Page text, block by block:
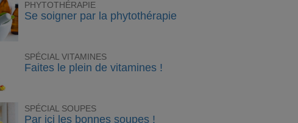
PHYTOTHÉRAPIE
Se soigner par la phytothérapie
SPÉCIAL VITAMINES
Faites le plein de vitamines !
SPÉCIAL SOUPES
Par ici les bonnes soupes !